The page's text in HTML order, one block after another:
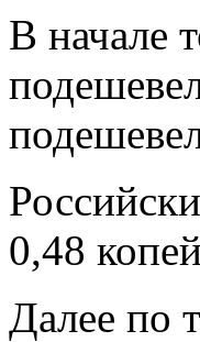
В начале
0,48
Далее по